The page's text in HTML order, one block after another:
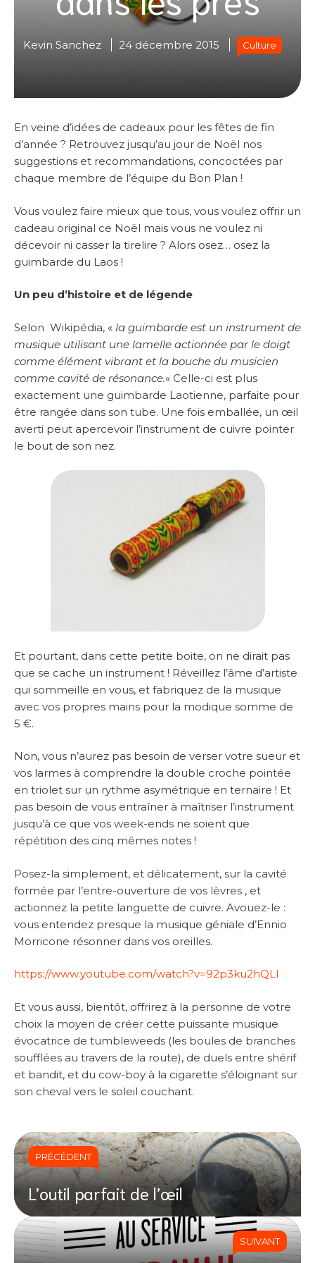
Kevin Sanchez 24 décembre 2015 Culture
En veine d’idées de cadeaux pour les fêtes de fin
d’année ? Retrouvez jusqu’au jour de Noël nos
suggestions et recommandations, concoctées par
chaque membre de l’équipe du Bon Plan !
Vous voulez faire mieux que tous, vous voulez offrir un
cadeau original ce Noël mais vous ne voulez ni
décevoir ni casser la tirelire ? Alors osez… osez la
guimbarde du Laos !
Un peu d’histoire et de légende
Selon Wikipédia, « la guimbarde est un instrument de
musique utilisant une lamelle actionnée par le doigt
comme élément vibrant et la bouche du musicien
comme cavité de résonance.« Celle-ci est plus
exactement une guimbarde Laotienne, parfaite pour
être rangée dans son tube. Une fois emballée, un œil
averti peut apercevoir l’instrument de cuivre pointer
le bout de son nez.
Et pourtant, dans cette petite boite, on ne dirait pas
que se cache un instrument ! Réveillez l’âme d’artiste
qui sommeille en vous, et fabriquez de la musique
avec vos propres mains pour la modique somme de
5 €.
Non, vous n’aurez pas besoin de verser votre sueur et
vos larmes à comprendre la double croche pointée
en triolet sur un rythme asymétrique en ternaire ! Et
pas besoin de vous entraîner à maîtriser l’instrument
jusqu’à ce que vos week-ends ne soient que
répétition des cinq mêmes notes !
Posez-la simplement, et délicatement, sur la cavité
formée par l’entre-ouverture de vos lèvres , et
actionnez la petite languette de cuivre. Avouez-le :
vous entendez presque la musique géniale d’Ennio
Morricone résonner dans vos oreilles.
https://www.youtube.com/watch?v=92p3ku2hQLI
Et vous aussi, bientôt, offrirez à la personne de votre
choix la moyen de créer cette puissante musique
évocatrice de tumbleweeds (les boules de branches
soufflées au travers de la route), de duels entre shérif
et bandit, et du cow-boy à la cigarette s’éloignant sur
son cheval vers le soleil couchant.
PRÉCÉDENT
L’outil parfait de l’œil
SUIVANT